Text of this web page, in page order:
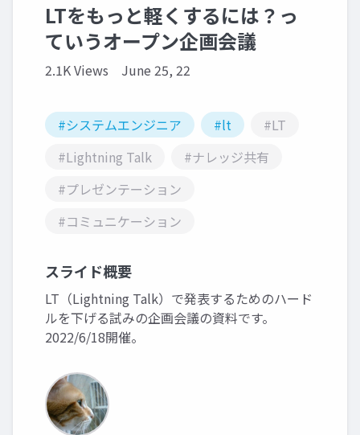
LTをもっと軽くするには？っ
ていうオープン企画会議
2.1K Views June 25, 22
#システムエンジニア #lt
#LT
#Lightning Talk
#ナレッジ共有
#プレゼンテーション
#コミュニケーション
スライド概要
LT（Lightning Talk）で発表するためのハード
ルを下げる試みの企画会議の資料です。
2022/6/18開催。